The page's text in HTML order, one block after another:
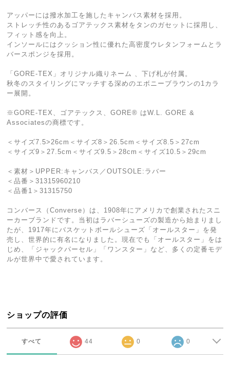
アッパーには撥水加工を施したキャンバス素材を採用。
ストレッチ性のあるゴアテックス素材をタンのガセットに採用し、
フィット感を向上。
インソールにはクッション性に優れた高密度ウレタンフォームとラ
バースポンジを採用。
「GORE-TEX」オリジナル織りネーム 、下げ札が付属。
秋冬のスタイリングにマッチする深めのエボニーブラウンの1カラ
ー展開。
※GORE-TEX、ゴアテックス、GORE® はW.L. GORE &
Associatesの商標です。
＜サイズ7.5>26cm＜サイズ8＞26.5cm＜サイズ8.5＞27cm
＜サイズ9＞27.5cm＜サイズ9.5＞28cm＜サイズ10.5＞29cm
＜素材＞UPPER:キャンバス／OUTSOLE:ラバー
＜品番＞31315960210
＜品番1＞31315750
コンバース（Converse）は、1908年にアメリカで創業されたスニ
ーカーブランドです。当初はラバーシューズの製造から始まりまし
たが、1917年にバスケットボールシューズ「オールスター」を発
売し、世界的に有名になりました。現在でも「オールスター」をは
じめ、「ジャックパーセル」「ワンスター」など、多くの定番モデ
ルが世界中で愛されています。
ショップの評価
すべて 44 0 0